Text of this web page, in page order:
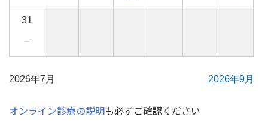
31
－
2026年7月 2026年9月
オンライン診療の説明も必ずご確認ください